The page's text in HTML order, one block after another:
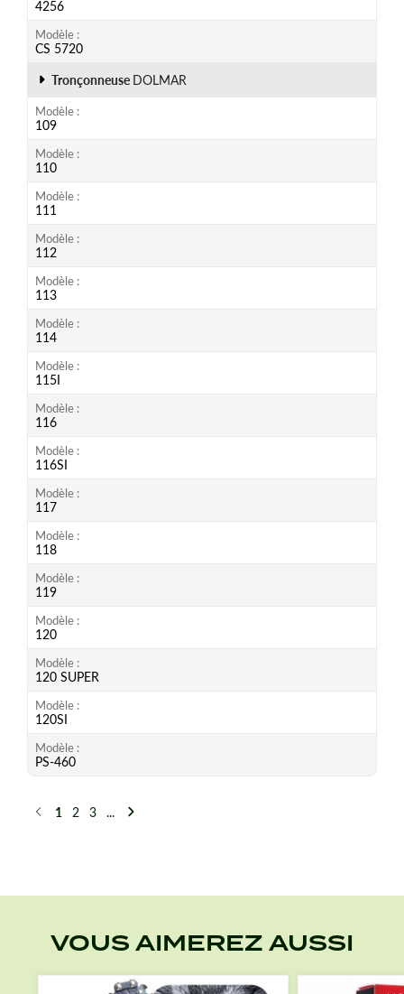
4256
Modèle
CS 5720
Tronçonneuse DOLMAR
Modèle
109
Modèle
110
Modèle
111
Modèle
112
Modèle
113
Modèle
114
Modèle
115I
Modèle
116
Modèle
116SI
Modèle
117
Modèle
118
Modèle
119
Modèle
120
Modèle
120 SUPER
Modèle
120SI
Modèle
PS-460
Précédent
1 2 3 ... Suivant
VOUS AIMEREZ AUSSI